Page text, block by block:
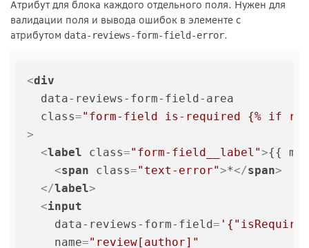
Атрибут для блока каждого отдельного поля. Нужен для
валидации поля и вывода ошибок в элементе с
атрибутом data-reviews-form-field-error.
<div
data-reviews-form-field-area
class="form-field is-required {% if
>
<label class="form-field__label">{{
<span class="text-error">*</span>
</label>
<input
data-reviews-form-field=
name="review[author]"